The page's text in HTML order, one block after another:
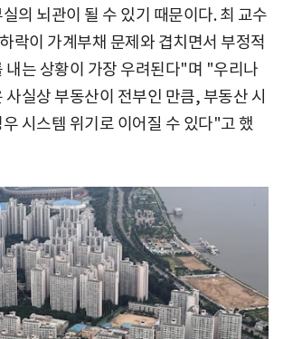
의 뇌관이 될 수 있기 때문이다. 최 교수
락이 가계부채 문제와 겹치면서 부정적
내는 상황이 가장 우려된다"며 "우리나
사실상 부동산이 전부인 만큼, 부동산 시
시스템 위기로 이어질 수 있다"고 했